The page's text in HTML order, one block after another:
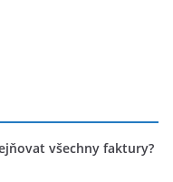
všechny faktury?